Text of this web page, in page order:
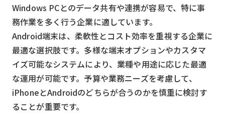
Windows PCとのデータ共有や連携が容易で、特に事
務作業を多く行う企業に適しています。
Android端末は、柔軟性とコスト効率を重視する企業に
最適な選択肢です。多様な端末オプションやカスタマ
イズ可能なシステムにより、業種や用途に応じた最適
な運用が可能です。予算や業務ニーズを考慮して、
iPhoneとAndroidのどちらが合うのかを慎重に検討す
ることが重要です。